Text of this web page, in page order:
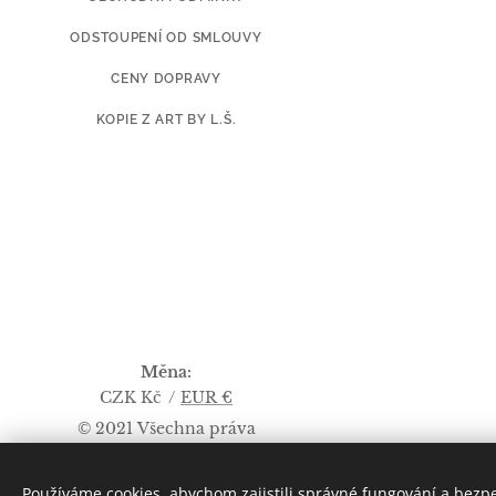
ODSTOUPENÍ OD SMLOUVY
CENY DOPRAVY
KOPIE Z ART BY L.Š.
© 2021 Všechna práva
VŠECHNA PRÁVA VYHRAZENA
Měna
CZK Kč
EUR €